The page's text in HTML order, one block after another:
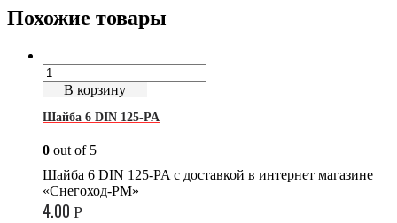
Похожие товары
В корзину
Шайба 6 DIN 125-PA
0 out of 5
Шайба 6 DIN 125-PA с доставкой в интернет магазине
«Снегоход-РМ»
4.00Р